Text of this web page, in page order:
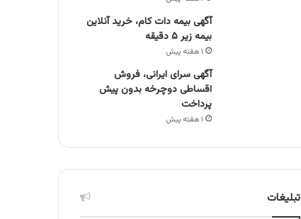
آگهی بیمه دات کام، خرید آنلاین
بیمه زیر ۵ دقیقه
۱ هفته پیش
آگهی سرای ایرانی، فروش
اقساطی دوچرخه بدون پیش
پرداخت
۱ هفته پیش
تبلیغات